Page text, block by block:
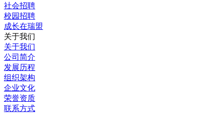
社会招聘
校园招聘
成长在瑞盟
关于我们
关于我们
公司简介
发展历程
组织架构
企业文化
荣誉资质
联系方式